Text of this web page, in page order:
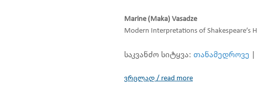
Marine (Maka) Vasadze
Modern Interpretations of Shakespeare’s
საკვანძო სიტყვა: თანამედროვე
ვრცლად / read more